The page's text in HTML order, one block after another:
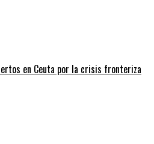
en Ceuta por la crisis fronteriza